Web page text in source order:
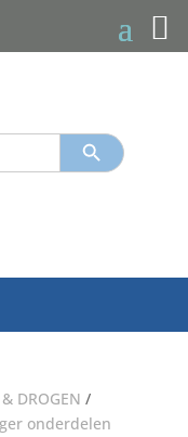
Zoekknop
DROGEN /
onderdelen